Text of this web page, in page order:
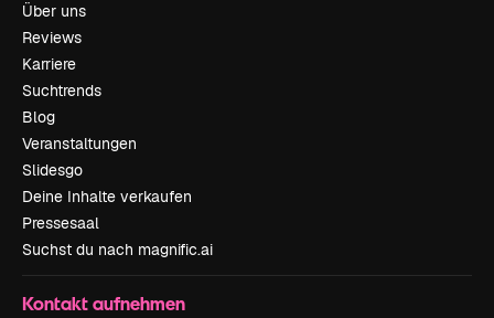
Über uns
Reviews
Karriere
Suchtrends
Blog
Veranstaltungen
Slidesgo
Deine Inhalte verkaufen
Pressesaal
Suchst du nach magnific.ai
Kontakt aufnehmen